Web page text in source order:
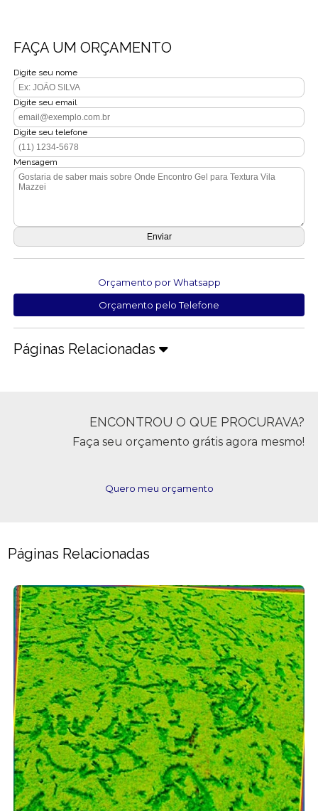
FAÇA UM ORÇAMENTO
Digite seu nome
Digite seu email
Digite seu telefone
Mensagem
Orçamento por Whatsapp
Orçamento pelo Telefone
Páginas Relacionadas
ENCONTROU O QUE PROCURAVA?
Faça seu orçamento grátis agora mesmo!
Quero meu orçamento
Páginas Relacionadas